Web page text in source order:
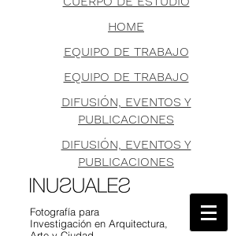
HOME
EQUIPO DE TRABAJO
EQUIPO DE TRABAJO
DIFUSIÓN, EVENTOS Y
PUBLICACIONES
DIFUSIÓN, EVENTOS Y
PUBLICACIONES
Fotografía para
Investigación en Arquitectura,